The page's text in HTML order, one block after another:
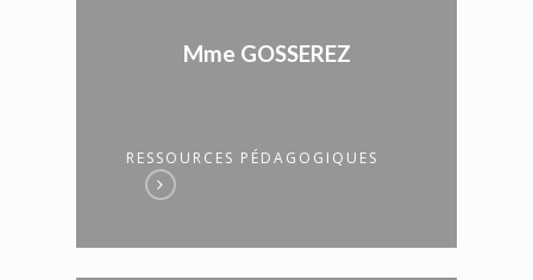
Mme GOSSEREZ
RESSOURCES PÉDAGOGIQUES